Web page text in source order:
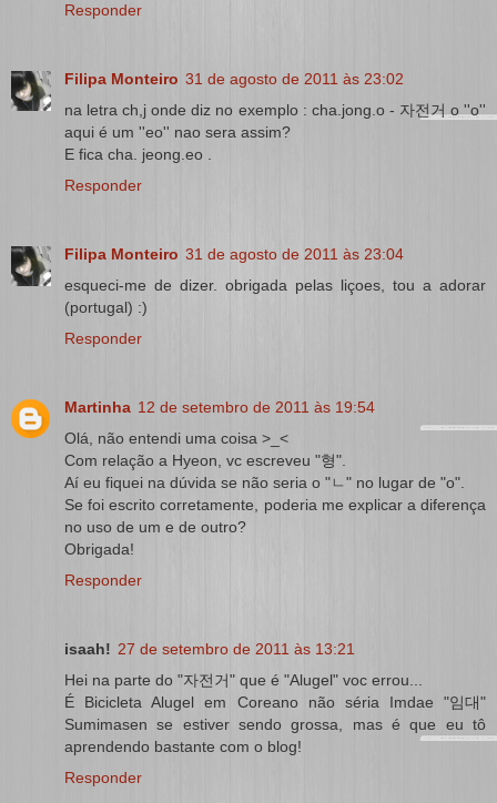
Responder
Filipa Monteiro 31 de agosto de 2011 às 23:02
na letra ch,j onde diz no exemplo : cha.jong.o - 자전거 o ''o''
aqui é um ''eo'' nao sera assim?
E fica cha. jeong.eo .
Responder
Filipa Monteiro 31 de agosto de 2011 às 23:04
esqueci-me de dizer. obrigada pelas liçoes, tou a adorar
(portugal) :)
Responder
Martinha 12 de setembro de 2011 às 19:54
Olá, não entendi uma coisa >_<
Com relação a Hyeon, vc escreveu "형".
Aí eu fiquei na dúvida se não seria o "ㄴ" no lugar de "o".
Se foi escrito corretamente, poderia me explicar a diferença
no uso de um e de outro?
Obrigada!
Responder
isaah! 27 de setembro de 2011 às 13:21
Hei na parte do "자전거" que é "Alugel" voc errou...
É Bicicleta Alugel em Coreano não séria Imdae "임대"
Sumimasen se estiver sendo grossa, mas é que eu tô
aprendendo bastante com o blog!
Responder